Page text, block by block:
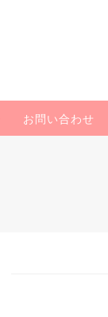
お問い合わせ